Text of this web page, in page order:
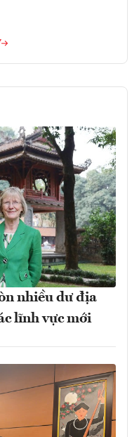
nhiều dư địa
lĩnh vực mới